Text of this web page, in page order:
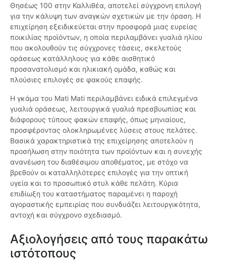
Θησέως 100 στην Καλλιθέα, αποτελεί σύγχρονη επιλογή
για την κάλυψη των αναγκών σχετικών με την όραση. Η
επιχείρηση εξειδικεύεται στην προσφορά μιας ευρείας
ποικιλίας προϊόντων, η οποία περιλαμβάνει γυαλιά ηλίου
που ακολουθούν τις σύγχρονες τάσεις, σκελετούς
οράσεως κατάλληλους για κάθε αισθητικό
προσανατολισμό και ηλικιακή ομάδα, καθώς και
πλούσιες επιλογές σε φακούς επαφής.
Η γκάμα του Mati Mati περιλαμβάνει ειδικά επιλεγμένα
γυαλιά οράσεως, λειτουργικά γυαλιά πρεσβυωπίας και
διάφορους τύπους φακών επαφής, όπως μηνιαίους,
προσφέροντας ολοκληρωμένες λύσεις στους πελάτες.
Βασικά χαρακτηριστικά της επιχείρησης αποτελούν η
προσήλωση στην ποιότητα των προϊόντων και η συνεχής
ανανέωση του διαθέσιμου αποθέματος, με στόχο να
βρεθούν οι καταλληλότερες επιλογές για την οπτική
υγεία και το προσωπικό στυλ κάθε πελάτη. Κύρια
επιδίωξη του καταστήματος παραμένει η παροχή
αγοραστικής εμπειρίας που συνδυάζει λειτουργικότητα,
αντοχή και σύγχρονο σχεδιασμό.
Αξιολογήσεις από τους παρακάτω
ιστότοπους